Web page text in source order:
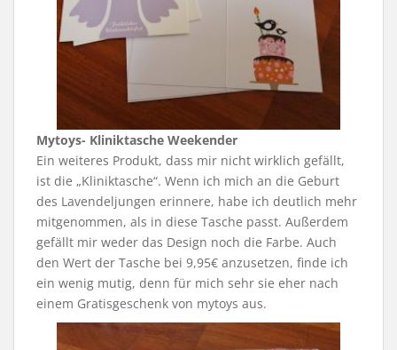
Mytoys- Kliniktasche Weekender
Ein weiteres Produkt, dass mir nicht wirklich gefällt,
ist die „Kliniktasche“. Wenn ich mich an die Geburt
des Lavendeljungen erinnere, habe ich deutlich mehr
mitgenommen, als in diese Tasche passt. Außerdem
gefällt mir weder das Design noch die Farbe. Auch
den Wert der Tasche bei 9,95€ anzusetzen, finde ich
ein wenig mutig, denn für mich sehr sie eher nach
einem Gratisgeschenk von mytoys aus.